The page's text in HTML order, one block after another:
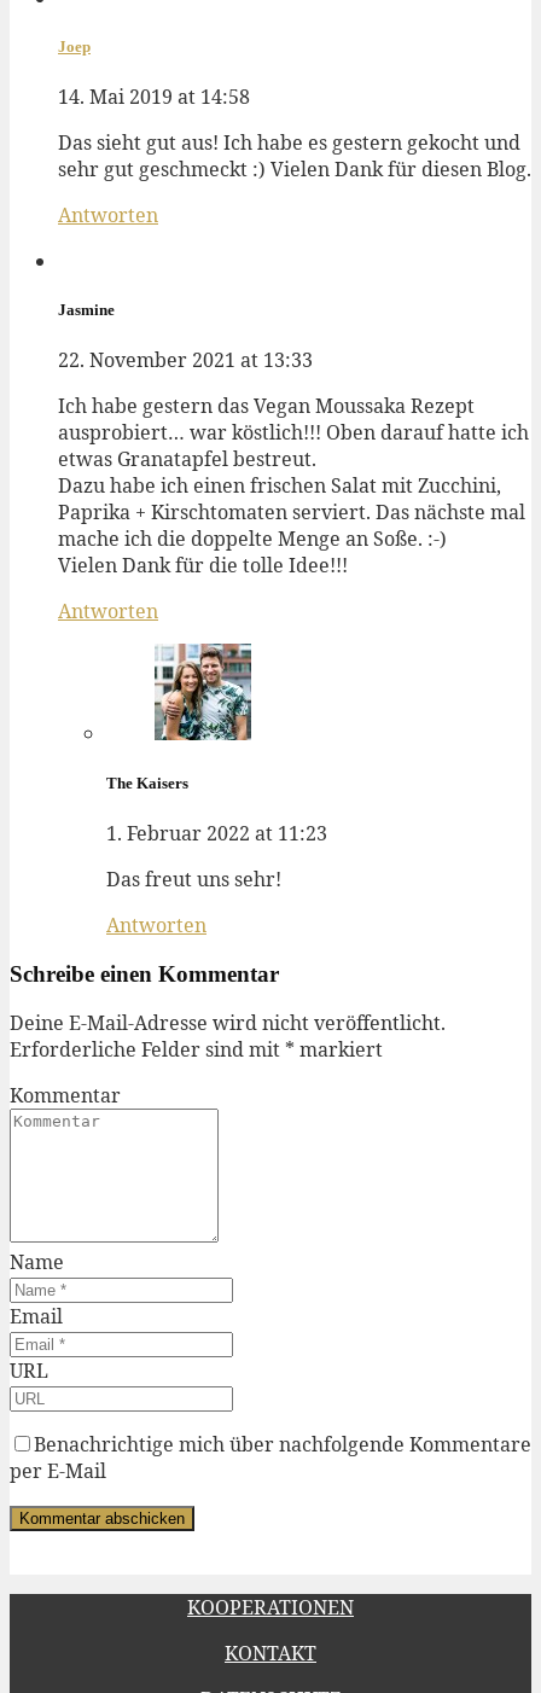
Joep
14. Mai 2019 at 14:58
Das sieht gut aus! Ich habe es gestern gekocht und
sehr gut geschmeckt :) Vielen Dank für diesen Blog.
Antworten
Jasmine
22. November 2021 at 13:33
Ich habe gestern das Vegan Moussaka Rezept
ausprobiert… war köstlich!!! Oben darauf hatte ich
etwas Granatapfel bestreut.
Dazu habe ich einen frischen Salat mit Zucchini,
Paprika + Kirschtomaten serviert. Das nächste mal
mache ich die doppelte Menge an Soße. :-)
Vielen Dank für die tolle Idee!!!
Antworten
The Kaisers
1. Februar 2022 at 11:23
Das freut uns sehr!
Antworten
Schreibe einen Kommentar
Deine E-Mail-Adresse wird nicht veröffentlicht.
Erforderliche Felder sind mit * markiert
Kommentar
Name
Email
URL
Benachrichtige mich über nachfolgende Kommentare
per E-Mail
KOOPERATIONEN
KONTAKT